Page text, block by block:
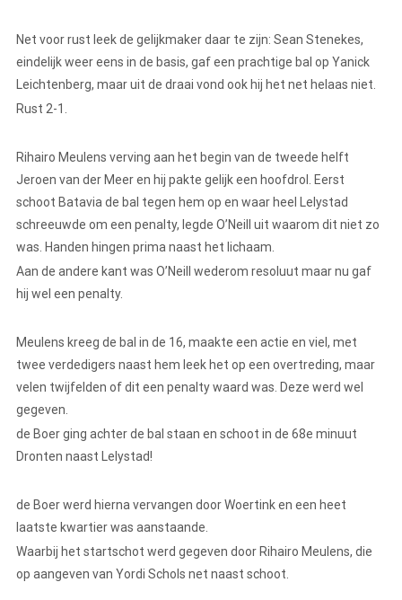
Net voor rust leek de gelijkmaker daar te zijn: Sean Stenekes,
eindelijk weer eens in de basis, gaf een prachtige bal op Yanick
Leichtenberg, maar uit de draai vond ook hij het net helaas niet.
Rust 2-1.
Rihairo Meulens verving aan het begin van de tweede helft
Jeroen van der Meer en hij pakte gelijk een hoofdrol. Eerst
schoot Batavia de bal tegen hem op en waar heel Lelystad
schreeuwde om een penalty, legde O’Neill uit waarom dit niet zo
was. Handen hingen prima naast het lichaam.
Aan de andere kant was O’Neill wederom resoluut maar nu gaf
hij wel een penalty.
Meulens kreeg de bal in de 16, maakte een actie en viel, met
twee verdedigers naast hem leek het op een overtreding, maar
velen twijfelden of dit een penalty waard was. Deze werd wel
gegeven.
de Boer ging achter de bal staan en schoot in de 68e minuut
Dronten naast Lelystad!
de Boer werd hierna vervangen door Woertink en een heet
laatste kwartier was aanstaande.
Waarbij het startschot werd gegeven door Rihairo Meulens, die
op aangeven van Yordi Schols net naast schoot.